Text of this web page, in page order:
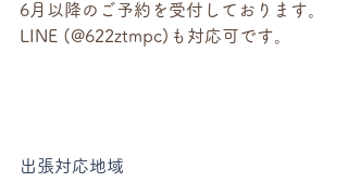
6月以降のご予約を受付しております。
LINE (@622ztmpc)も対応可です。
出張対応地域